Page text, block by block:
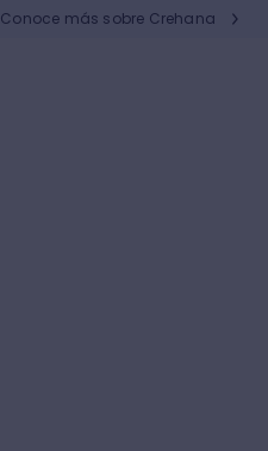
Conoce más sobre Crehana